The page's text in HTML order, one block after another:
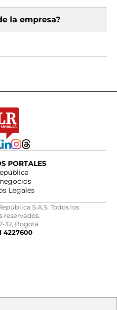
la empresa?
PORTALES
Legales
S.A.S. Todos los
reservados.
32, Bogotá
4227600